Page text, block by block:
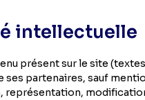
intellectuelle
présent sur le site
ses partenaires, sauf
représentation,